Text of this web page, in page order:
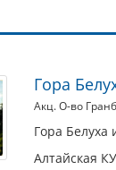
Гора
Акц. О-во
Гора Белуха
Алтайская